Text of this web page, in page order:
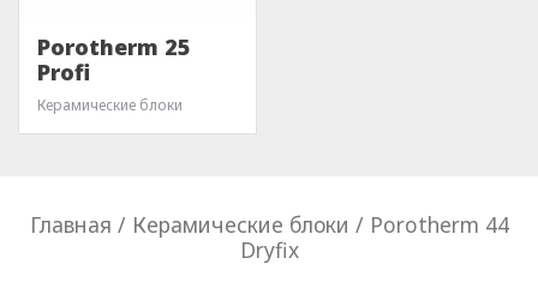
Porotherm 25
Profi
Керамические блоки
Главная / Керамические блоки / Porotherm 44
Dryfix